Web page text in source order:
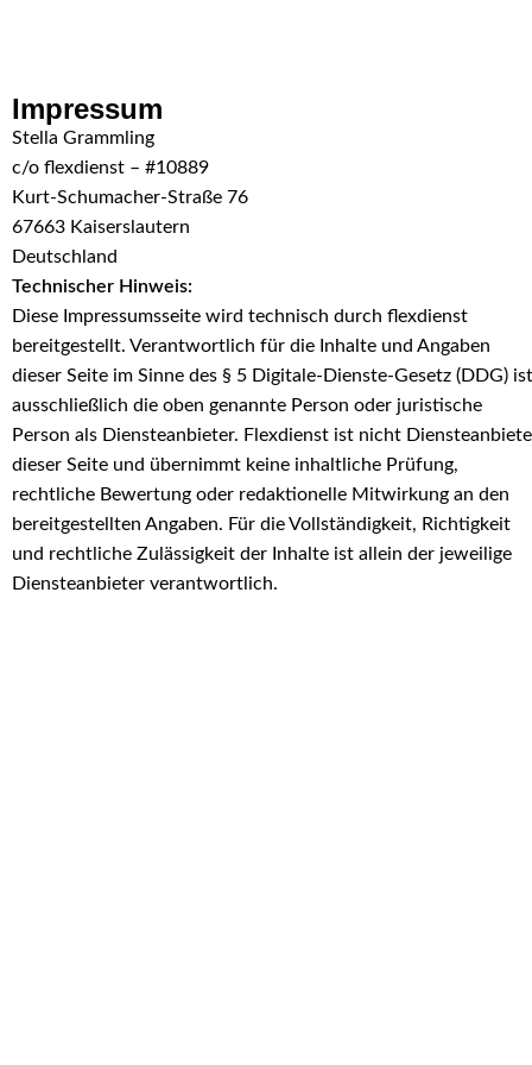
Impressum
Stella Grammling
c/o flexdienst – #10889
Kurt-Schumacher-Straße 76
67663 Kaiserslautern
Deutschland
Technischer Hinweis:
Diese Impressumsseite wird technisch durch flexdienst
bereitgestellt. Verantwortlich für die Inhalte und Angaben
dieser Seite im Sinne des § 5 Digitale-Dienste-Gesetz (DDG) ist
ausschließlich die oben genannte Person oder juristische
Person als Diensteanbieter. Flexdienst ist nicht
dieser Seite und übernimmt keine inhaltliche Prüfung,
rechtliche Bewertung oder redaktionelle Mitwirkung an den
bereitgestellten Angaben. Für die Vollständigkeit, Richtigkeit
und rechtliche Zulässigkeit der Inhalte ist allein der jeweilige
Diensteanbieter verantwortlich.